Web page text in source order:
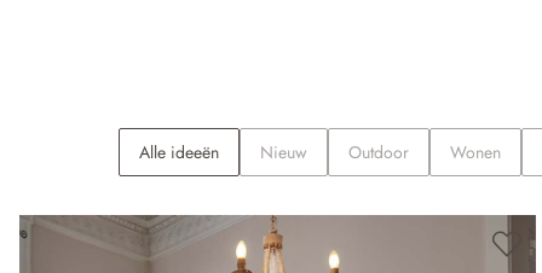
Alle ideeën Nieuw Outdoor Wonen